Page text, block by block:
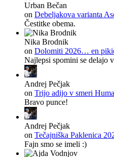
Urban Bečan
on Debeljakova varianta
Čestitke obema.
Nika Brodnik
on Dolomiti 2026… en
Najlepsi spomini se delajo
Andrej Pečjak
on Trijo adijo v smeri
Bravo punce!
Andrej Pečjak
on Tečajniška Paklenica
Fajn smo se imeli :)